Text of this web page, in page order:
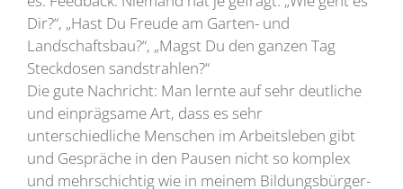
Dir?“, „Hast Du Freude am Garten- und
Landschaftsbau?“, „Magst Du den ganzen Tag
Steckdosen sandstrahlen?“
Die gute Nachricht: Man lernte auf sehr deutliche
und einprägsame Art, dass es sehr
unterschiedliche Menschen im Arbeitsleben gibt
und Gespräche in den Pausen nicht so komplex
und mehrschichtig wie in meinem Bildungsbürger-